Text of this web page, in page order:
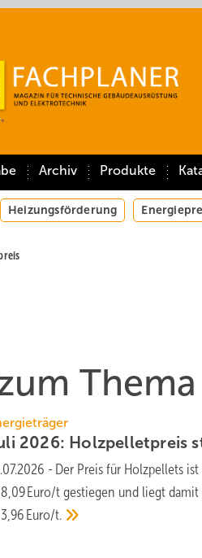
Archiv Produkte
Heizungsförderung
2026: Holzpellet­preis
- Der Preis für Holz­pellets
Euro/t ge­stiegen und liegt
Euro/t.